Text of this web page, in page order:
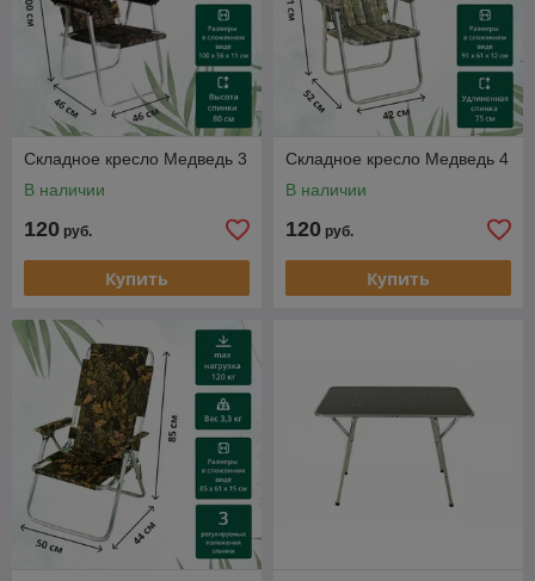
Складное кресло Медведь 3
В наличии
120 руб.
Купить
Складное кресло Медведь 4
В наличии
120 руб.
Купить